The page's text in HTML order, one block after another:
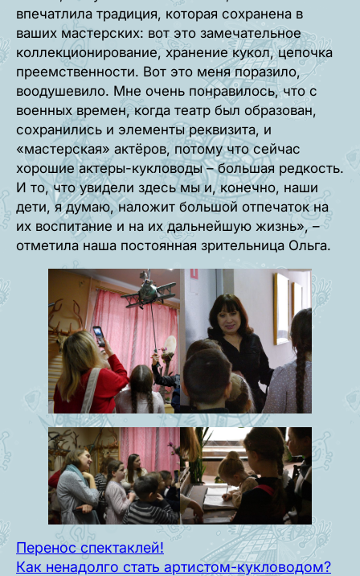
впечатлила традиция, которая сохранена в
ваших мастерских: вот это замечательное
коллекционирование, хранение кукол, цепочка
преемственности. Вот это меня поразило,
воодушевило. Мне очень понравилось, что с
военных времен, когда театр был образован,
сохранились и элементы реквизита, и
«мастерская» актёров, потому что сейчас
хорошие актеры-кукловоды – большая редкость.
И то, что увидели здесь мы и, конечно, наши
дети, я думаю, наложит большой отпечаток на
их воспитание и на их дальнейшую жизнь», –
отметила наша постоянная зрительница Ольга.
Перенос спектаклей!
Как ненадолго стать артистом-кукловодом?